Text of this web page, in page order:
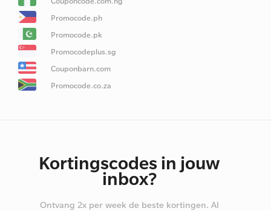
Promocode.ph
Promocode.pk
Promocodeplus.sg
Couponbarn.com
Promocode.co.za
Kortingscodes in jouw
inbox?
Ontvang 2x per week de beste kortingen. Al